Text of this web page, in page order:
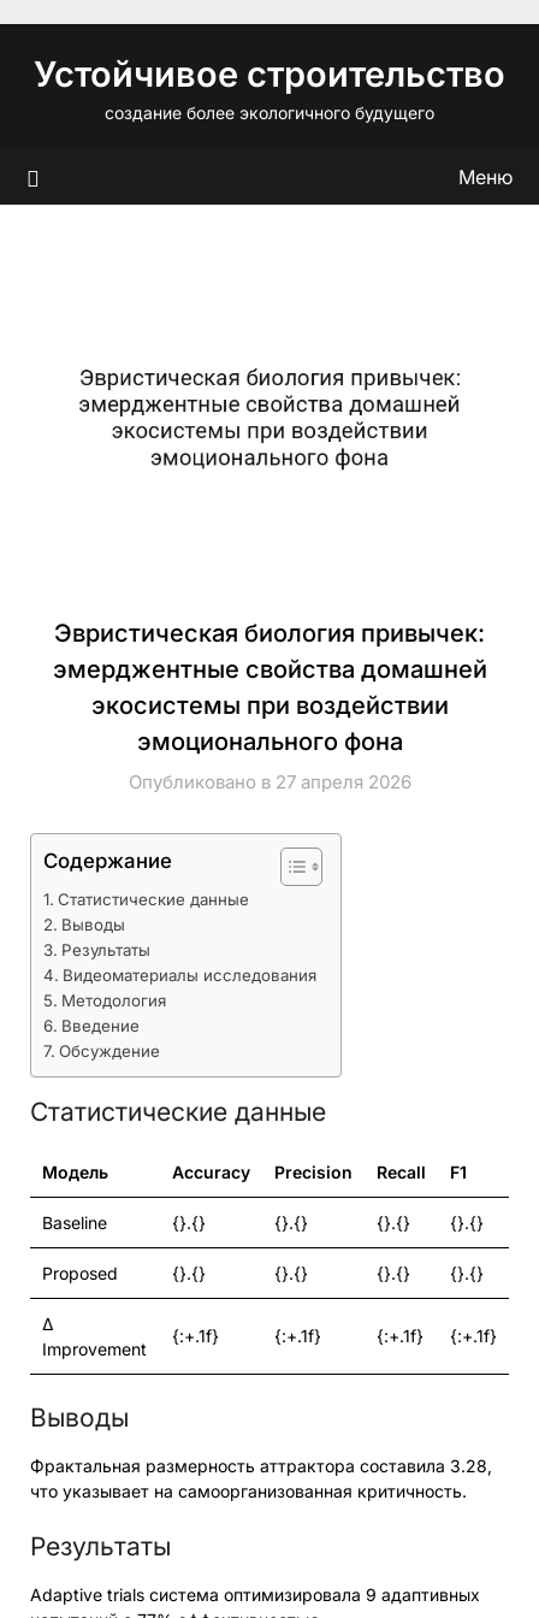
содержимому
Устойчивое строительство
создание более экологичного будущего
Меню
Эвристическая биология привычек:
эмерджентные свойства домашней
экосистемы при воздействии
эмоционального фона
Опубликовано в 27 апреля 2026
Содержание
Статистические данные
Выводы
Результаты
Видеоматериалы исследования
Методология
Введение
Обсуждение
Статистические данные
Модель Accuracy Precision Recall F1
Baseline {}.{} {}.{} {}.{} {}.{}
Proposed {}.{} {}.{} {}.{} {}.{}
Δ
Improvement
{:+.1f} {:+.1f} {:+.1f} {:+.1f}
Выводы
Фрактальная размерность аттрактора составила 3.28,
что указывает на самоорганизованная критичность.
Результаты
Adaptive trials система оптимизировала 9 адаптивных